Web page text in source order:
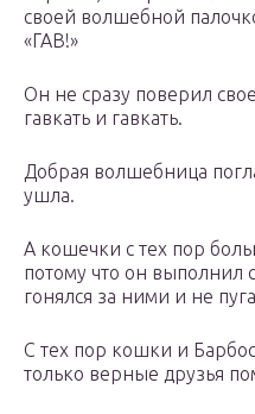
своей волшебной
«ГАВ!»
Он не сразу поверил
гавкать и гавкать.
Добрая волшебница
ушла.
А кошечки с тех пор
потому что он выполнил
гонялся за ними и не
С тех пор кошки и
только верные друзья